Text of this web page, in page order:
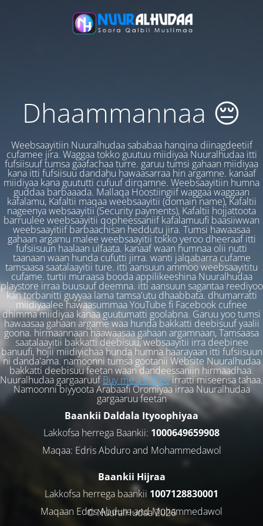
Dhaammannaa 😔
Weebsaayitiin Nuuralhudaa sababaa hanqina diinagdeetiif
cufamee jira. Waggaa tokko guutuu miidiyaa Nuuralhudaa itti
fufsiisuuf tumsa gaafachaa turre. garuu tumsi gahaan miidiyaa
kana itti fufsiisuu dandahu hawaasarraa hin argamne. kanaaf
miidiyaa kana guututti cufuuf dirqamne. Weebsaayitiin humna
guddaa barbaaada. Mallaqa Hoostiingiif waggaa waggaan
kafalamu, Kafaltii maqaa weebsaayitii (domain name), Kafaltii
nageenya websaayitii (Security payments), Kafaltii hojjattoota
barruulee weebsaayitii qopheessaniif kafalamuufi baasiiwwan
weebsaayitiif barbaachisan heddutu jira. Tumsi hawaasaa
gahaan argamu malee weebsaayitii tokko yeroo dheeraaf itti
fufsiisuun haalaan ulfaata. kanaaf waan humnaa olii nutti
taanaan waan hunda cufutti jirra. wanti jalqabarra cufame
tamsaasa saatalaayitii ture. itti aansuun ammoo weebsaayititu
cufame. turtii muraasa booda appilikeeshina Nuuralhudaa
playstore irraa buusuuf deemna. itti aansuun sagantaa reediyoo
kan torbanitti guyyaa lama tamsa'utu dhaabbata. dhumarratti
miidiyaalee hawaasummaa YouTube fi Facebook cufnee
dhimma miidiyaa kanaa guutumatti goolabna. Garuu yoo tumsi
hawaasaa gahaan argame waa hunda bakkatti deebisuuf yaalii
goona. hirmaannaan haawaasaa gahaan argamnaan, Tamsaasa
saatalaayitii bakkatti deebisuu, websaayitii irra deebinee
banuufi, hojii miidiyichaa hunda humna haarayaan itti fufsiisuun
ni danda'ama. namoonni tumsa gootanii Website Nuuralhudaa
bakkatti deebisuu feetan waan dandeessaniin hirmaadhaa.
Nuuralhudaa gargaaruufBuy me a coffeeirratti miseensa tahaa.
Namoonni biyyoota Arabaafi Oromiyaa irraa Nuuralhudaa
gargaaruu feetan
Baankii Daldala Ityoophiyaa
Lakkofsa herrega Baankii: 1000649659908
Maqaa: Edris Abduro and Mohammedawol
Baankii Hijraa
Lakkofsa herrega baankii 1007128830001
Maqaan Edris Abduro and Muhammedawol
© NuuralHudaa 2026